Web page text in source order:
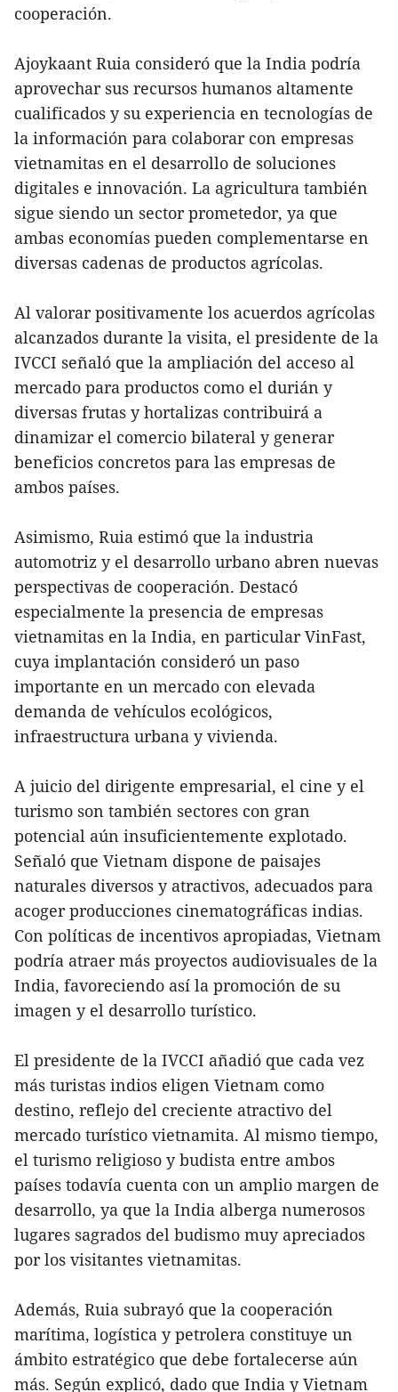
cooperación.
Ajoykaant Ruia consideró que la India podría
aprovechar sus recursos humanos altamente
cualificados y su experiencia en tecnologías de
la información para colaborar con empresas
vietnamitas en el desarrollo de soluciones
digitales e innovación. La agricultura también
sigue siendo un sector prometedor, ya que
ambas economías pueden complementarse en
diversas cadenas de productos agrícolas.
Al valorar positivamente los acuerdos agrícolas
alcanzados durante la visita, el presidente de la
IVCCI señaló que la ampliación del acceso al
mercado para productos como el durián y
diversas frutas y hortalizas contribuirá a
dinamizar el comercio bilateral y generar
beneficios concretos para las empresas de
ambos países.
Asimismo, Ruia estimó que la industria
automotriz y el desarrollo urbano abren nuevas
perspectivas de cooperación. Destacó
especialmente la presencia de empresas
vietnamitas en la India, en particular VinFast,
cuya implantación consideró un paso
importante en un mercado con elevada
demanda de vehículos ecológicos,
infraestructura urbana y vivienda.
A juicio del dirigente empresarial, el cine y el
turismo son también sectores con gran
potencial aún insuficientemente explotado.
Señaló que Vietnam dispone de paisajes
naturales diversos y atractivos, adecuados para
acoger producciones cinematográficas indias.
Con políticas de incentivos apropiadas, Vietnam
podría atraer más proyectos audiovisuales de la
India, favoreciendo así la promoción de su
imagen y el desarrollo turístico.
El presidente de la IVCCI añadió que cada vez
más turistas indios eligen Vietnam como
destino, reflejo del creciente atractivo del
mercado turístico vietnamita. Al mismo tiempo,
el turismo religioso y budista entre ambos
países todavía cuenta con un amplio margen de
desarrollo, ya que la India alberga numerosos
lugares sagrados del budismo muy apreciados
por los visitantes vietnamitas.
Además, Ruia subrayó que la cooperación
marítima, logística y petrolera constituye un
ámbito estratégico que debe fortalecerse aún
más. Según explicó, dado que India y Vietnam